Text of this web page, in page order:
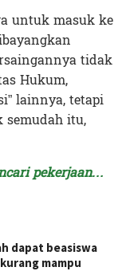
untuk masuk ke
tidak
Hukum,
lainnya, tetapi
semudah itu,
pekerjaan…
dapat beasiswa
mampu